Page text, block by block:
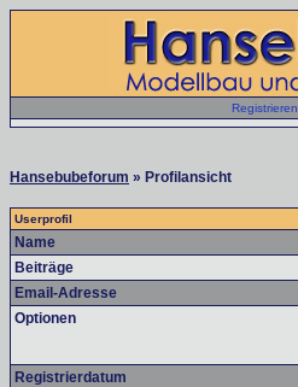
Registrieren
Hansebubeforum » Profilansicht
Userprofil
Name
Beiträge
Email-Adresse
Optionen
Registrierdatum